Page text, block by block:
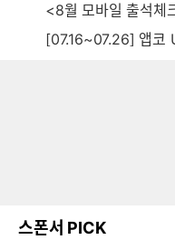
<8월 모바일 출석체
[07.16~07.26] 앱코
스폰서 PICK